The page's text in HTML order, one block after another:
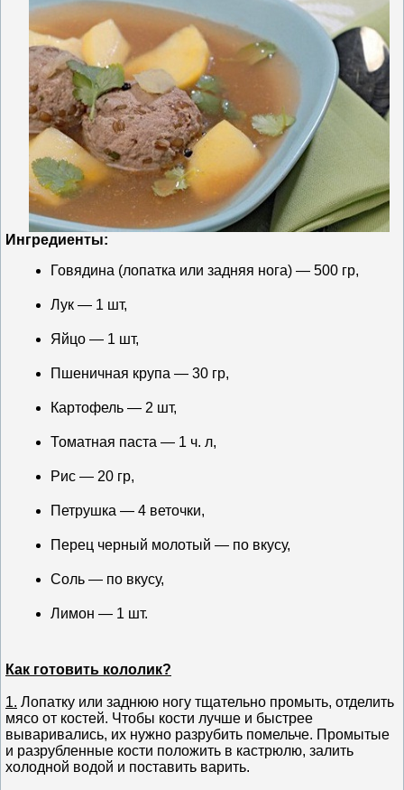
Ингредиенты:
Говядина (лопатка или задняя нога) — 500 гр,
Лук — 1 шт,
Яйцо — 1 шт,
Пшеничная крупа — 30 гр,
Картофель — 2 шт,
Томатная паста — 1 ч. л,
Рис — 20 гр,
Петрушка — 4 веточки,
Перец черный молотый — по вкусу,
Соль — по вкусу,
Лимон — 1 шт.
Как готовить кололик?
1. Лопатку или заднюю ногу тщательно промыть, отделить
мясо от костей. Чтобы кости лучше и быстрее
вываривались, их нужно разрубить помельче. Промытые
и разрубленные кости положить в кастрюлю, залить
холодной водой и поставить варить.